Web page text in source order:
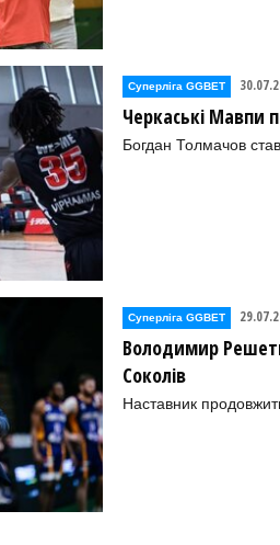
Суперліга GGBET
Черкаські Мавпи
Богдан Толмачов
Суперліга GGBET
Володимир
Соколів
Наставник